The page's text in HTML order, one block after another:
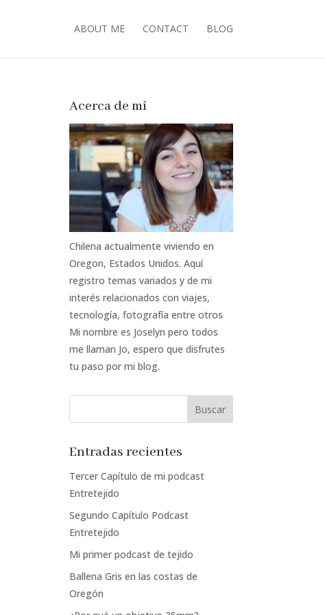
ABOUT ME CONTACT BLOG
Acerca de mí
Chilena actualmente viviendo en
Oregon, Estados Unidos. Aquí
registro temas variados y de mi
interés relacionados con viajes,
tecnología, fotografía entre otros
Mi nombre es Joselyn pero todos
me llaman Jo, espero que disfrutes
tu paso por mi blog.
Entradas recientes
Tercer Capítulo de mi podcast
Entretejido
Segundo Capítulo Podcast
Entretejido
Mi primer podcast de tejido
Ballena Gris en las costas de
Oregón